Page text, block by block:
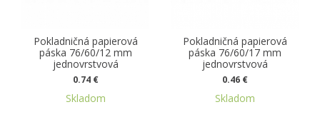
Pokladničná papierová
páska 76/60/12 mm
jednovrstvová
0.74 €
Skladom
Pokladničná papierová
páska 76/60/17 mm
jednovrstvová
0.46 €
Skladom